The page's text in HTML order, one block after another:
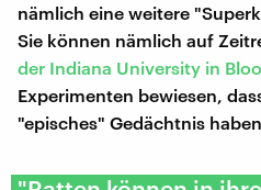
nämlich eine weitere
Sie können nämlich auf
der Indiana University in
Experimenten bewiesen,
"episches" Gedächtnis